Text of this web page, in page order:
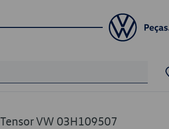
Tensor VW 03H109507